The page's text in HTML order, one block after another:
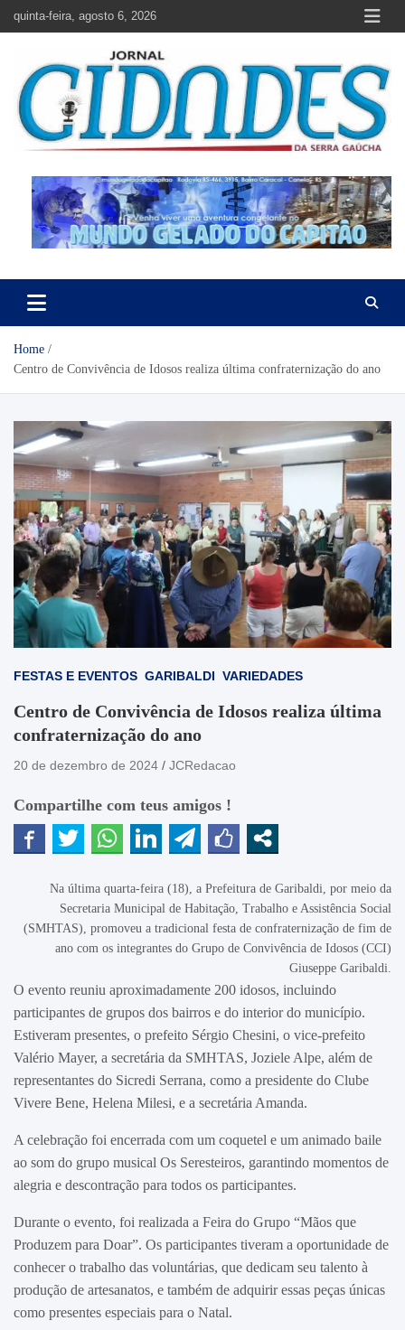
quinta-feira, agosto 6, 2026
Jornal Cidades da Serra Gaúcha
Home
Centro de Convivência de Idosos realiza última confraternização do ano
FESTAS E EVENTOS GARIBALDI VARIEDADES
Centro de Convivência de Idosos realiza última
confraternização do ano
20 de dezembro de 2024 JCRedacao
Compartilhe com teus amigos !
Na última quarta-feira (18), a Prefeitura de Garibaldi, por meio da
Secretaria Municipal de Habitação, Trabalho e Assistência Social
(SMHTAS), promoveu a tradicional festa de confraternização de fim de
ano com os integrantes do Grupo de Convivência de Idosos (CCI)
Giuseppe Garibaldi.
O evento reuniu aproximadamente 200 idosos, incluindo
participantes de grupos dos bairros e do interior do município.
Estiveram presentes, o prefeito Sérgio Chesini, o vice-prefeito
Valério Mayer, a secretária da SMHTAS, Joziele Alpe, além de
representantes do Sicredi Serrana, como a presidente do Clube
Vivere Bene, Helena Milesi, e a secretária Amanda.
A celebração foi encerrada com um coquetel e um animado baile
ao som do grupo musical Os Seresteiros, garantindo momentos de
alegria e descontração para todos os participantes.
Durante o evento, foi realizada a Feira do Grupo “Mãos que
Produzem para Doar”. Os participantes tiveram a oportunidade de
conhecer o trabalho das voluntárias, que dedicam seu talento à
produção de artesanatos, e também de adquirir essas peças únicas
como presentes especiais para o Natal.